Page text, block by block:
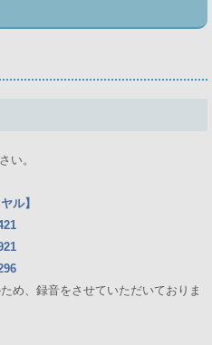
い。
ル】
め、録音をさせていただいておりま